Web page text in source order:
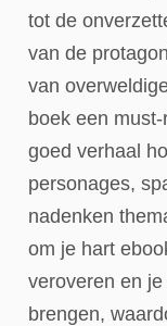
tot de
van de
van
boek een
goed verhaal
personages,
nadenken
om je hart
veroveren en
brengen,